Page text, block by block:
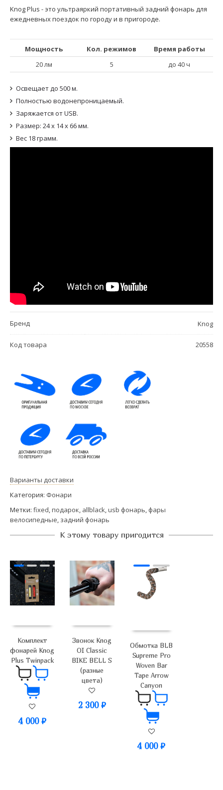
Knog Plus - это ультраяркий портативный задний фонарь для
ежедневных поездок по городу и в пригороде.
Мощность Кол. режимов
Время работы
20 лм
5 до 40 ч
Освещает до 500 м.
Полностью водонепроницаемый.
Заряжается от USB.
Размер: 24 х 14 х 66 мм.
Вес 18 грамм.
Бренд Knog
Код товара 20558
Варианты доставки
Категория: Фонари
Метки: fixed,подарок, allblack,usb фонарь, фары
велосипедные, задний фонарь
К этому товару пригодится
Комплект
фонарей Knog
Plus Twinpack
4 000 ₽
Звонок Knog
OI Classic
BIKE BELL S
(разные
цвета)
2 300 ₽
Обмотка BLB
Supreme Pro
Woven Bar
Tape Arrow
Canyon
4 000₽